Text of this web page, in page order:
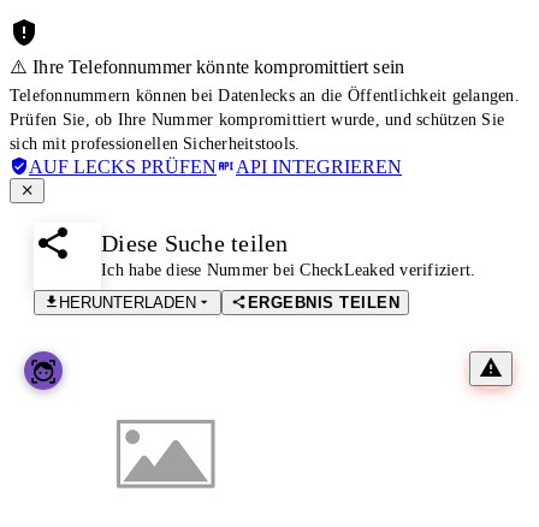
⚠️ Ihre Telefonnummer könnte kompromittiert sein
Telefonnummern können bei Datenlecks an die Öffentlichkeit gelangen.
Prüfen Sie, ob Ihre Nummer kompromittiert wurde, und schützen Sie
sich mit professionellen Sicherheitstools.
AUF LECKS PRÜFEN API INTEGRIEREN
Diese Suche teilen
Ich habe diese Nummer bei CheckLeaked verifiziert.
HERUNTERLADEN
ERGEBNIS TEILEN